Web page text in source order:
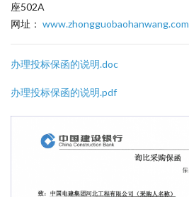
座502A
网址： www.zhongguobaohanwang.com
办理投标保函的说明.doc
办理投标保函的说明.pdf